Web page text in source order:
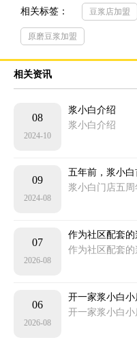
相关标签： 豆浆店加盟
原磨豆浆加盟
相关资讯
08
2024-10
浆小白介绍
浆小白介绍
09
2024-08
五年前，浆小
们为她举办了
07
2026-08
作为社区配套
位
06
2026-08
开一家浆小白
开一家浆小白